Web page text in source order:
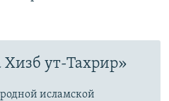
ут-Тахрир»
исламской